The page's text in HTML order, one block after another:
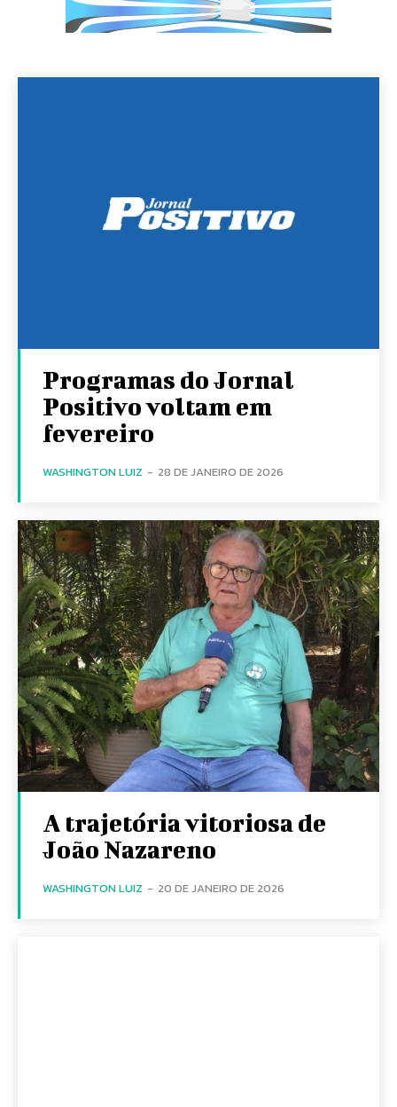
Programas do Jornal
Positivo voltam em
fevereiro
WASHINGTON LUIZ - 28 DE JANEIRO DE 2026
A trajetória vitoriosa de
João Nazareno
WASHINGTON LUIZ - 20 DE JANEIRO DE 2026